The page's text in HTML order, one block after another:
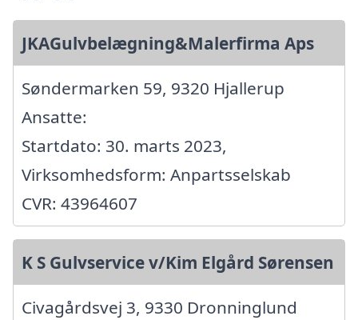
JKAGulvbelægning&Malerfirma Aps
Søndermarken 59, 9320 Hjallerup
Ansatte:
Startdato: 30. marts 2023,
Virksomhedsform: Anpartsselskab
CVR: 43964607
K S Gulvservice v/Kim Elgård Sørensen
Civagårdsvej 3, 9330 Dronninglund